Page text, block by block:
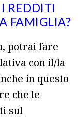
REDDITI
FAMIGLIA?
potrai fare
con il/la
in questo
che le
sul